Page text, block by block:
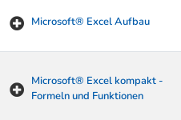
Microsoft® Excel Aufbau
Microsoft® Excel kompakt -
Formeln und Funktionen